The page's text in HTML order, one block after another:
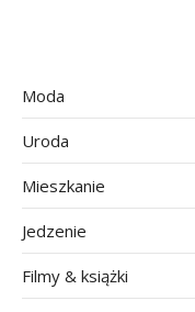
Moda
Uroda
Mieszkanie
Jedzenie
Filmy & książki